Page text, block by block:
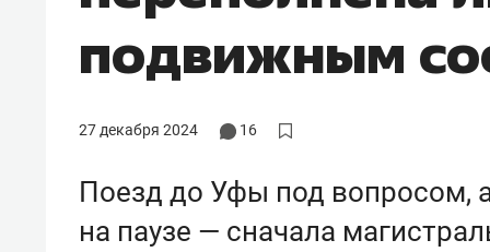
подвижным
27 декабря 2024 16
Поезд до Уфы под вопросом,
на паузе — сначала
Как бизнесу выйти на зарубежные